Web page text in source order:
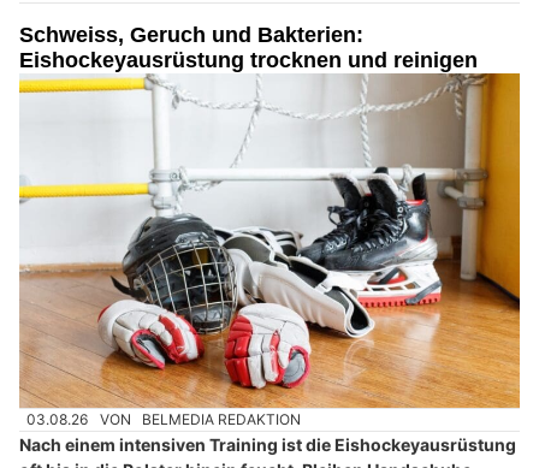
Schweiss, Geruch und Bakterien:
Eishockeyausrüstung trocknen und reinigen
03.08.26 VON BELMEDIA REDAKTION
Nach einem intensiven Training ist die Eishockeyausrüstung